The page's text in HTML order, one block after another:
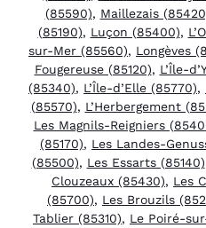
(85590), Maillezais
(85190), Luçon (85400),
sur-Mer (85560), Longèves
Fougereuse (85120), L’Île-
(85340), L’Île-d’Elle (85770),
(85570), L’Herbergement
Les Magnils-Reigniers
(85170), Les Landes-
(85500), Les Essarts (85140)
Clouzeaux (85430), Les
(85700), Les Brouzils
Tablier (85310), Le Poiré-